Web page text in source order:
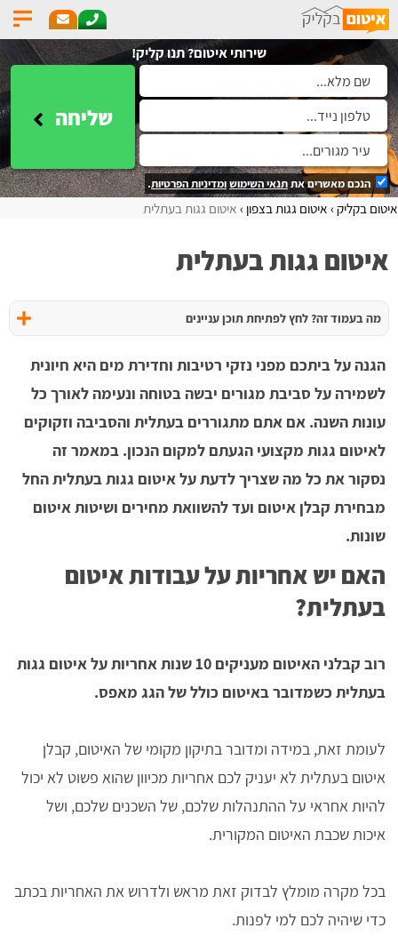
שירותי איטום? תנו קליק!
שליחה
הנכם מאשרים אתתנאי השימושומדיניות הפרטיות.
איטום בקליק איטום גגות בצפון איטום גגות בעתלית
איטום גגות בעתלית
מה בעמוד זה? לחץ לפתיחת תוכן עניינים
הגנה על ביתכם מפני נזקי רטיבות וחדירת מים היא חיונית
לשמירה על סביבת מגורים יבשה בטוחה ונעימה לאורך כל
עונות השנה. אם אתם מתגוררים בעתלית והסביבה וזקוקים
לאיטום גגות מקצועי הגעתם למקום הנכון. במאמר זה
נסקור את כל מה שצריך לדעת על איטום גגות בעתלית החל
מבחירת קבלן איטום ועד להשוואת מחירים ושיטות איטום
שונות.
האם יש אחריות על עבודות איטום
בעתלית?
רוב קבלני האיטום מעניקים 10 שנות אחריות על איטום גגות
בעתלית כשמדובר באיטום כולל של הגג מאפס.
לעומת זאת, במידה ומדובר בתיקון מקומי של האיטום, קבלן
איטום בעתלית לא יעניק לכם אחריות מכיוון שהוא פשוט לא יכול
להיות אחראי על ההתנהלות שלכם, של השכנים שלכם, ושל
איכות שכבת האיטום המקורית.
בכל מקרה מומלץ לבדוק זאת מראש ולדרוש את האחריות בכתב
כדי שיהיה לכם למי לפנות.